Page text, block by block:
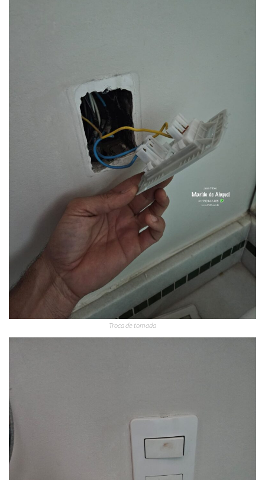
Troca de tomada